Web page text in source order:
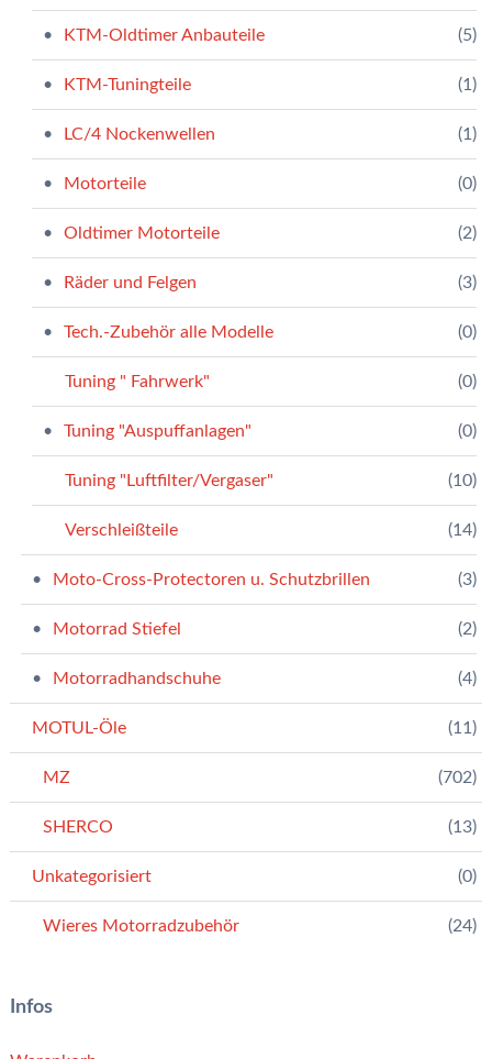
KTM-Oldtimer Anbauteile (5)
KTM-Tuningteile (1)
LC/4 Nockenwellen (1)
Motorteile (0)
Oldtimer Motorteile (2)
Räder und Felgen (3)
Tech.-Zubehör alle Modelle (0)
Tuning " Fahrwerk" (0)
Tuning "Auspuffanlagen" (0)
Tuning "Luftfilter/Vergaser" (10)
Verschleißteile (14)
Moto-Cross-Protectoren u. Schutzbrillen (3)
Motorrad Stiefel (2)
Motorradhandschuhe (4)
MOTUL-Öle (11)
MZ (702)
SHERCO (13)
Unkategorisiert (0)
Wieres Motorradzubehör (24)
Infos